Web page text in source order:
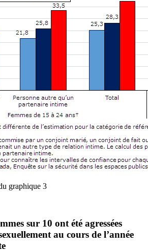
graphique 3
sur 10 ont été agressées
au cours de l’année